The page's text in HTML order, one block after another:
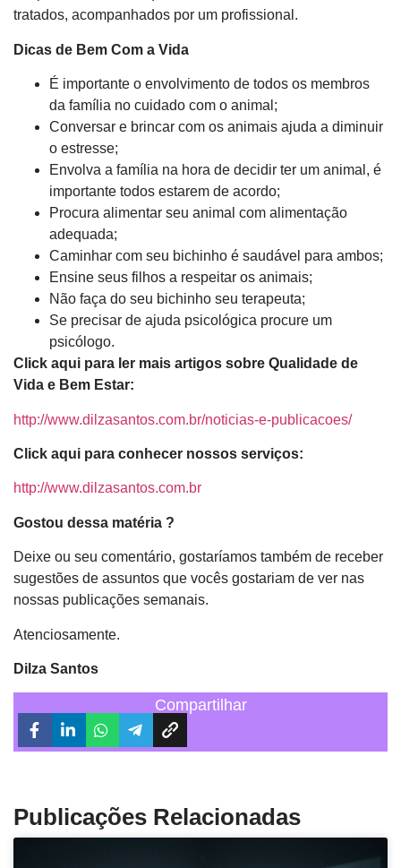
tratados, acompanhados por um profissional.
Dicas de Bem Com a Vida
É importante o envolvimento de todos os membros
da família no cuidado com o animal;
Conversar e brincar com os animais ajuda a diminuir
o estresse;
Envolva a família na hora de decidir ter um animal, é
importante todos estarem de acordo;
Procura alimentar seu animal com alimentação
adequada;
Caminhar com seu bichinho é saudável para ambos;
Ensine seus filhos a respeitar os animais;
Não faça do seu bichinho seu terapeuta;
Se precisar de ajuda psicológica procure um
psicólogo.
Click aqui para ler mais artigos sobre Qualidade de
Vida e Bem Estar:
http://www.dilzasantos.com.br/noticias-e-publicacoes/
Click aqui para conhecer nossos serviços:
http://www.dilzasantos.com.br
Gostou dessa matéria ?
Deixe ou seu comentário, gostaríamos também de receber
sugestões de assuntos que vocês gostariam de ver nas
nossas publicações semanais.
Atenciosamente.
Dilza Santos
Compartilhar
Publicações Relacionadas